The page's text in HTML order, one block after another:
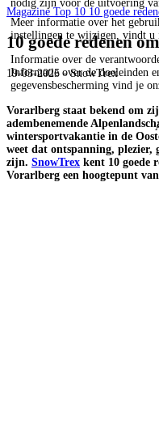
nodig zijn voor de uitvoering
Meer informatie over het
instellingen te wijzigen, vindt
Informatie over de
Informatie over de doeleinden
gegevensbescherming vind je
Magazine Top 10 10 goede
10 goede redenen
19-03-2025 - SnowTrex
Vorarlberg staat bekend om
adembenemende
wintersportvakantie in de
weet dat ontspanning,
zijn. SnowTrex kent 10 goede
Vorarlberg een hoogtepunt